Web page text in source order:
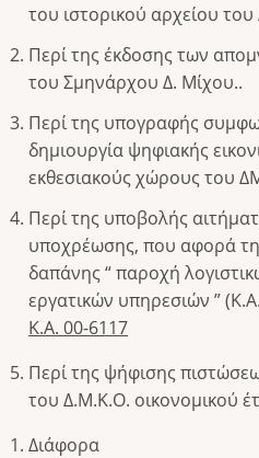
του ιστορικού αρχείου
Περί της έκδοσης των
του Σμηνάρχου Δ. Μίχου..
Περί της υπογραφής
δημιουργία ψηφιακής
εκθεσιακούς χώρους του
Περί της υποβολής
υποχρέωσης, που αφορά
δαπάνης “ παροχή
εργατικών υπηρεσιών ”
Κ.Α. 00-6117
Περί της ψήφισης
του Δ.Μ.Κ.Ο. οικονομικού
Διάφορα